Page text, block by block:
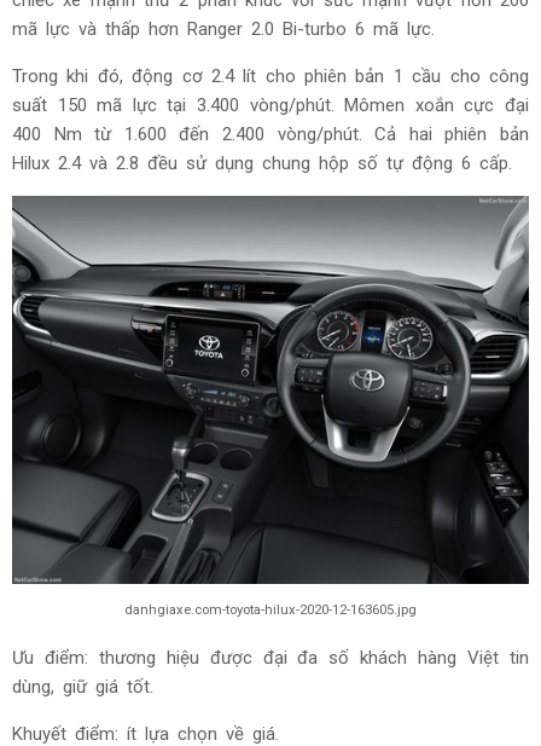
mã lực và thấp hơn Ranger 2.0 Bi-turbo 6 mã lực.
Trong khi đó, động cơ 2.4 lít cho phiên bản 1 cầu cho công
suất 150 mã lực tại 3.400 vòng/phút. Mômen xoắn cực đại
400 Nm từ 1.600 đến 2.400 vòng/phút. Cả hai phiên bản
Hilux 2.4 và 2.8 đều sử dụng chung hộp số tự động 6 cấp.
danhgiaxe.com-toyota-hilux-2020-12-163605.jpg
Ưu điểm: thương hiệu được đại đa số khách hàng Việt tin
dùng, giữ giá tốt.
Khuyết điểm: ít lựa chọn về giá.